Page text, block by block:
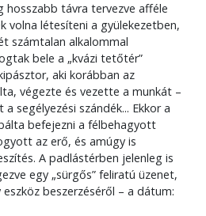
hosszabb távra tervezve afféle
volna létesíteni a gyülekezetben,
számtalan alkalommal
bele a „kvázi tetőtér”
aki korábban az
végezte és vezette a munkát –
segélyezési szándék... Ekkor a
befejezni a félbehagyott
az erő, és amúgy is
A padlástérben jelenleg is
egy „sürgős” feliratú üzenet,
beszerzéséről – a dátum: